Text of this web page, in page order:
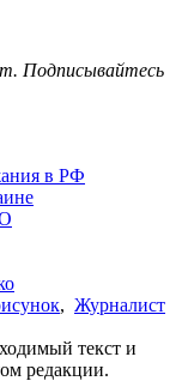
Подписывайтесь
в РФ
, Журналист
текст и
редакции.